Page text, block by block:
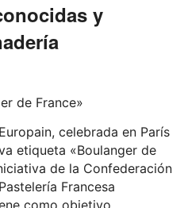
y
de France»
celebrada en París
etiqueta «Boulanger de
de la Confederación
Francesa
como objetivo